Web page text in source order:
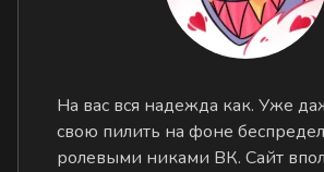
На вас вся надежда как. Уже
свою пилить на фоне
ролевыми никами ВК. Сайт